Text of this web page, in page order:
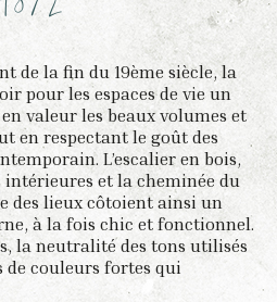
de la fin du 19ème siècle, la
pour les espaces de vie un
valeur les beaux volumes et
en respectant le goût des
L’escalier en bois,
intérieures et la cheminée du
des lieux côtoient ainsi un
à la fois chic et fonctionnel.
la neutralité des tons utilisés
de couleurs fortes qui